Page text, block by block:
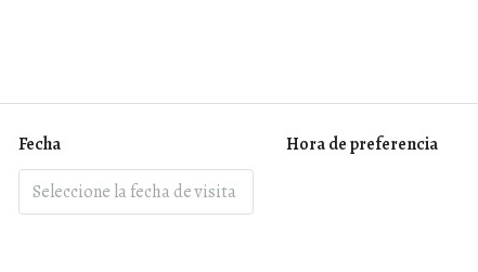
Fecha Hora de preferencia